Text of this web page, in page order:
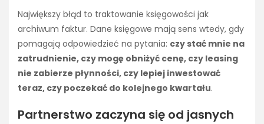
Największy błąd to traktowanie księgowości jak
archiwum faktur. Dane księgowe mają sens wtedy, gdy
pomagają odpowiedzieć na pytania: czy stać mnie na
zatrudnienie, czy mogę obniżyć cenę, czy leasing
nie zabierze płynności, czy lepiej inwestować
teraz, czy poczekać do kolejnego kwartału.
Partnerstwo zaczyna się od jasnych